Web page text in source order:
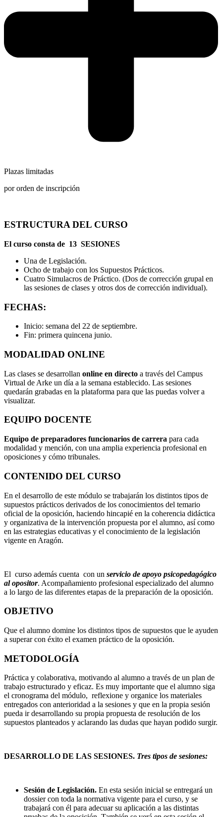
Plazas limitadas
por orden de inscripción
ESTRUCTURA DEL CURSO
El curso consta de 13 SESIONES
Una de Legislación.
Ocho de trabajo con los Supuestos Prácticos.
Cuatro Simulacros de Práctico. (Dos de corrección grupal en
las sesiones de clases y otros dos de corrección individual).
FECHAS:
Inicio: semana del 22 de septiembre.
Fin: primera quincena junio.
MODALIDAD ONLINE
Las clases se desarrollan online en directo a través del Campus
Virtual de Arke un día a la semana establecido. Las sesiones
quedarán grabadas en la plataforma para que las puedas volver a
visualizar.
EQUIPO DOCENTE
Equipo de preparadores funcionarios de carrera para cada
modalidad y mención, con una amplia experiencia profesional en
oposiciones y cómo tribunales.
CONTENIDO DEL CURSO
En el desarrollo de este módulo se trabajarán los distintos tipos de
supuestos prácticos derivados de los conocimientos del temario
oficial de la oposición, haciendo hincapié en la coherencia didáctica
y organizativa de la intervención propuesta por el alumno, así como
en las estrategias educativas y el conocimiento de la legislación
vigente en Aragón.
El curso además cuenta con un servicio de apoyo psicopedagógico
al opositor. Acompañamiento profesional especializado del alumno
a lo largo de las diferentes etapas de la preparación de la oposición.
OBJETIVO
Que el alumno domine los distintos tipos de supuestos que le ayuden
a superar con éxito el examen práctico de la oposición.
METODOLOGÍA
Práctica y colaborativa, motivando al alumno a través de un plan de
trabajo estructurado y eficaz. Es muy importante que el alumno siga
el cronograma del módulo, reflexione y organice los materiales
entregados con anterioridad a la sesiones y que en la propia sesión
pueda ir desarrollando su propia propuesta de resolución de los
supuestos planteados y aclarando las dudas que hayan podido surgir.
DESARROLLO DE LAS SESIONES. Tres tipos de sesiones:
Sesión de Legislación. En esta sesión inicial se entregará un
dossier con toda la normativa vigente para el curso, y se
trabajará con él para adecuar su aplicación a las distintas